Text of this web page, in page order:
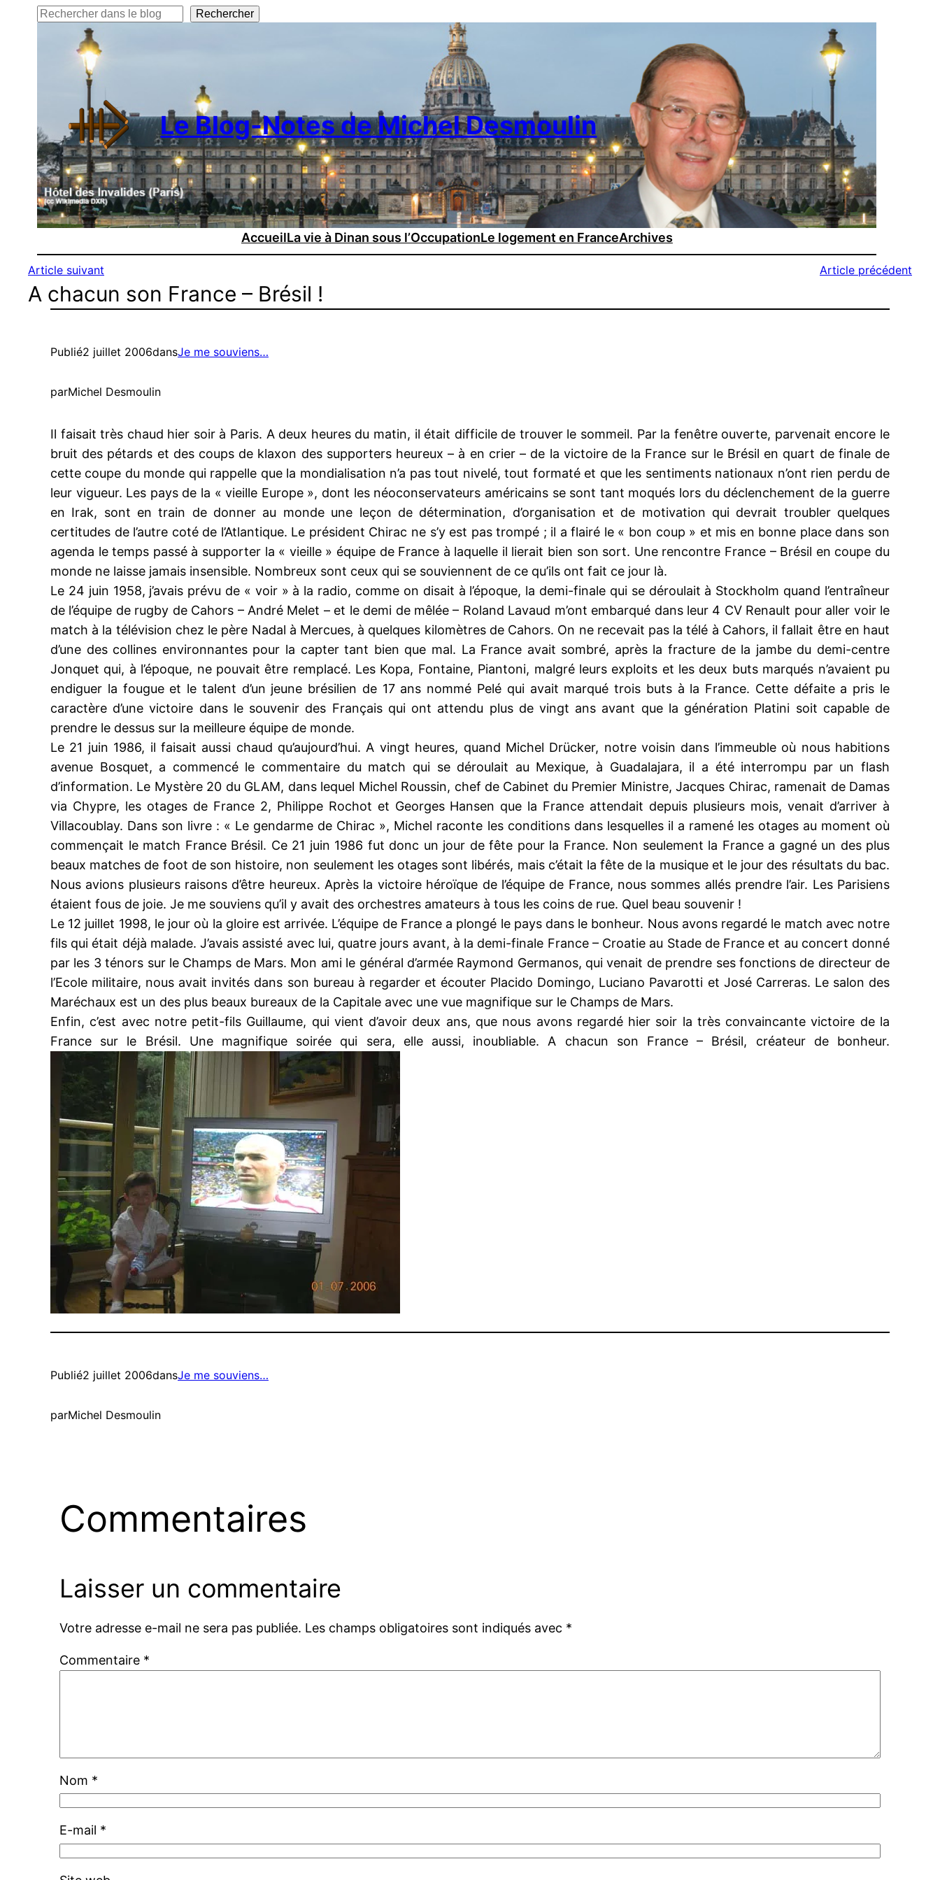
Rechercher Rechercher
Le Blog-Notes de Michel Desmoulin
AccueilLa vie à Dinan sous l’OccupationLe logement en FranceArchives
Article suivant Article précédent
A chacun son France – Brésil !
Publié2 juillet 2006dansJe me souviens…
parMichel Desmoulin
Il faisait très chaud hier soir à Paris. A deux heures du matin, il était difficile de trouver le sommeil. Par la fenêtre ouverte, parvenait encore le
bruit des pétards et des coups de klaxon des supporters heureux – à en crier – de la victoire de la France sur le Brésil en quart de finale de
cette coupe du monde qui rappelle que la mondialisation n’a pas tout nivelé, tout formaté et que les sentiments nationaux n’ont rien perdu de
leur vigueur. Les pays de la « vieille Europe », dont les néoconservateurs américains se sont tant moqués lors du déclenchement de la guerre
en Irak, sont en train de donner au monde une leçon de détermination, d’organisation et de motivation qui devrait troubler quelques
certitudes de l’autre coté de l’Atlantique. Le président Chirac ne s’y est pas trompé ; il a flairé le « bon coup » et mis en bonne place dans son
agenda le temps passé à supporter la « vieille » équipe de France à laquelle il lierait bien son sort. Une rencontre France – Brésil en coupe du
monde ne laisse jamais insensible. Nombreux sont ceux qui se souviennent de ce qu’ils ont fait ce jour là.
Le 24 juin 1958, j’avais prévu de « voir » à la radio, comme on disait à l’époque, la demi-finale qui se déroulait à Stockholm quand l’entraîneur
de l’équipe de rugby de Cahors – André Melet – et le demi de mêlée – Roland Lavaud m’ont embarqué dans leur 4 CV Renault pour aller voir le
match à la télévision chez le père Nadal à Mercues, à quelques kilomètres de Cahors. On ne recevait pas la télé à Cahors, il fallait être en haut
d’une des collines environnantes pour la capter tant bien que mal. La France avait sombré, après la fracture de la jambe du demi-centre
Jonquet qui, à l’époque, ne pouvait être remplacé. Les Kopa, Fontaine, Piantoni, malgré leurs exploits et les deux buts marqués n’avaient pu
endiguer la fougue et le talent d’un jeune brésilien de 17 ans nommé Pelé qui avait marqué trois buts à la France. Cette défaite a pris le
caractère d’une victoire dans le souvenir des Français qui ont attendu plus de vingt ans avant que la génération Platini soit capable de
prendre le dessus sur la meilleure équipe de monde.
Le 21 juin 1986, il faisait aussi chaud qu’aujourd’hui. A vingt heures, quand Michel Drücker, notre voisin dans l’immeuble où nous habitions
avenue Bosquet, a commencé le commentaire du match qui se déroulait au Mexique, à Guadalajara, il a été interrompu par un flash
d’information. Le Mystère 20 du GLAM, dans lequel Michel Roussin, chef de Cabinet du Premier Ministre, Jacques Chirac, ramenait de Damas
via Chypre, les otages de France 2, Philippe Rochot et Georges Hansen que la France attendait depuis plusieurs mois, venait d’arriver à
Villacoublay. Dans son livre : « Le gendarme de Chirac », Michel raconte les conditions dans lesquelles il a ramené les otages au moment où
commençait le match France Brésil. Ce 21 juin 1986 fut donc un jour de fête pour la France. Non seulement la France a gagné un des plus
beaux matches de foot de son histoire, non seulement les otages sont libérés, mais c’était la fête de la musique et le jour des résultats du bac.
Nous avions plusieurs raisons d’être heureux. Après la victoire héroïque de l’équipe de France, nous sommes allés prendre l’air. Les Parisiens
étaient fous de joie. Je me souviens qu’il y avait des orchestres amateurs à tous les coins de rue. Quel beau souvenir !
Le 12 juillet 1998, le jour où la gloire est arrivée. L’équipe de France a plongé le pays dans le bonheur. Nous avons regardé le match avec notre
fils qui était déjà malade. J’avais assisté avec lui, quatre jours avant, à la demi-finale France – Croatie au Stade de France et au concert donné
par les 3 ténors sur le Champs de Mars. Mon ami le général d’armée Raymond Germanos, qui venait de prendre ses fonctions de directeur de
l’Ecole militaire, nous avait invités dans son bureau à regarder et écouter Placido Domingo, Luciano Pavarotti et José Carreras. Le salon des
Maréchaux est un des plus beaux bureaux de la Capitale avec une vue magnifique sur le Champs de Mars.
Enfin, c’est avec notre petit-fils Guillaume, qui vient d’avoir deux ans, que nous avons regardé hier soir la très convaincante victoire de la
France sur le Brésil. Une magnifique soirée qui sera, elle aussi, inoubliable. A chacun son France – Brésil, créateur de bonheur.
Publié2 juillet 2006dansJe me souviens…
parMichel Desmoulin
Commentaires
Laisser un commentaire
Votre adresse e-mail ne sera pas publiée. Les champs obligatoires sont indiqués avec *
Commentaire *
Nom *
E-mail *